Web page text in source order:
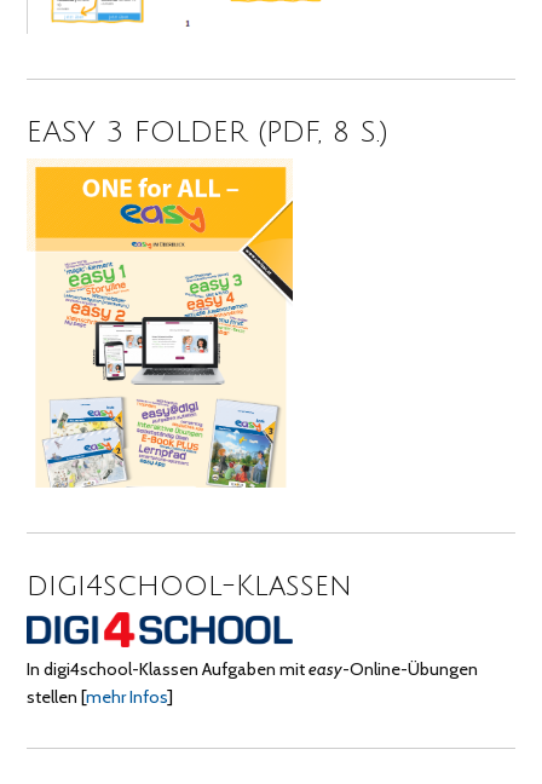
EASY 3 FOLDER (PDF, 8 S.)
digi4school-Klassen
In digi4school-Klassen Aufgaben miteasy-Online-Übungen
stellen [mehr Infos]